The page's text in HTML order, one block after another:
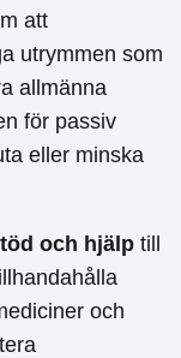
att
utrymmen som
allmänna
för passiv
eller minska
och hjälp till
och